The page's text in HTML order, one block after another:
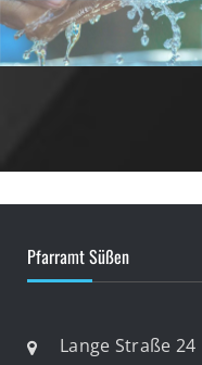
Pfarramt Süßen
Lange Straße 24